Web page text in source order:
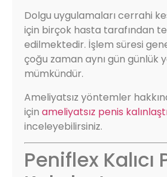
Dolgu uygulamaları cerrahi
için birçok hasta tarafından
edilmektedir. İşlem süresi
çoğu zaman aynı gün günlük
mümkündür.
Ameliyatsız yöntemler
için ameliyatsız penis
inceleyebilirsiniz.
Peniflex Kalıcı